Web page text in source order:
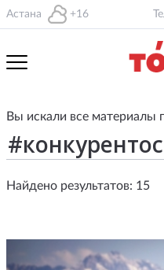
Астана +16
Вы искали все материалы
Найдено результатов: 15